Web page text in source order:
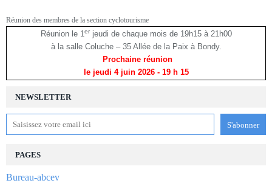
NEWSLETTER
PAGES
Bureau-abcev
Réunion des membres de la section cyclotourisme
Réunion le 1erjeudi de chaque mois de 19h15 à 21h00
à la salle Coluche – 35 Allée de la Paix à Bondy.
Prochaine réunion
le jeudi 4 juin 2026 - 19 h 15